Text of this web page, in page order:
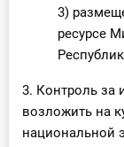
3)
ресурсе
3. Контроль за
возложить на
национальной